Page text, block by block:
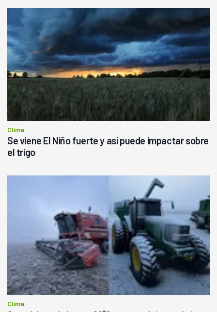
Clima
Se viene El Niño fuerte y así puede impactar sobre
el trigo
Clima